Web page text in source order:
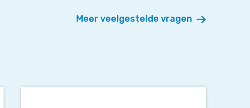
Meer veelgestelde vragen